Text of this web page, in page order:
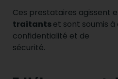
Ces prestataires agissent
traitantset sont soumis
confidentialité et de
sécurité.